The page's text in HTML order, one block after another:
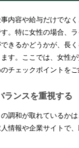
内容や給与だけでな
。特に女性の場合、
きるかどうかが、長
す。ここでは、女性
チェックポイントをご
ランスを重視する
調和が取れているか
情報や企業サイトで